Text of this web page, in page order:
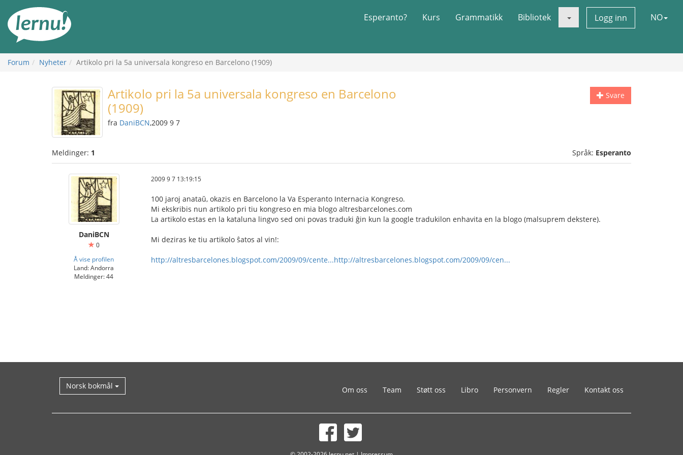
innholdet
Esperanto? Kurs Grammatikk Bibliotek Logg inn NO
Forum Nyheter Artikolo pri la 5a universala kongreso en Barcelono (1909)
Svare
Artikolo pri la 5a universala kongreso en Barcelono
(1909)
fra DaniBCN,2009 9 7
Meldinger: 1 Språk: Esperanto
DaniBCN
0
Å vise profilen
Land: Andorra
Meldinger: 44
2009 9 7 13:19:15
100 jaroj anataŭ, okazis en Barcelono la Va Esperanto Internacia Kongreso.
Mi ekskribis nun artikolo pri tiu kongreso en mia blogo altresbarcelones.com
La artikolo estas en la kataluna lingvo sed oni povas traduki ĝin kun la google tradukilon enhavita en la blogo (malsuprem dekstere).
Mi deziras ke tiu artikolo ŝatos al vin!:
http://altresbarcelones.blogspot.com/2009/09/cente...http://altresbarcelones.blogspot.com/2009/09/cen...
Norsk bokmål Om oss Team Støtt oss Libro Personvern Regler Kontakt oss